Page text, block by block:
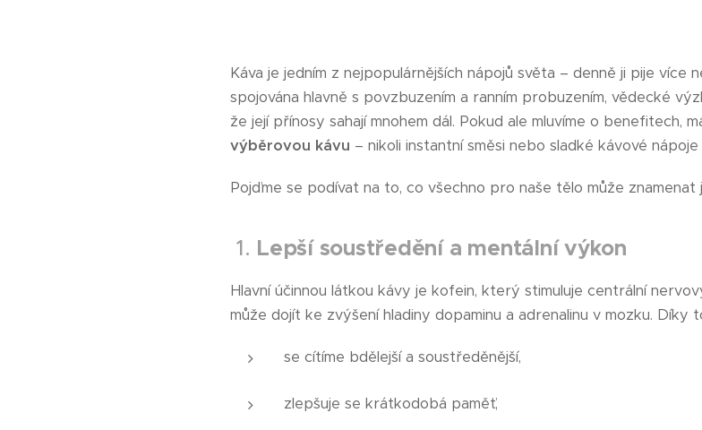
Káva je jedním z nejpopulárnějších nápojů světa – denně ji pije více
spojována hlavně s povzbuzením a ranním probuzením, vědecké
že její přínosy sahají mnohem dál. Pokud ale mluvíme o benefitech,
výběrovou kávu – nikoli instantní směsi nebo sladké kávové
Pojďme se podívat na to, co všechno pro naše tělo může
1. Lepší soustředění a mentální výkon
Hlavní účinnou látkou kávy je kofein, který stimuluje centrální
může dojít ke zvýšení hladiny dopaminu a adrenalinu v mozku. Díky
se cítíme bdělejší a soustředěnější,
zlepšuje se krátkodobá paměť,